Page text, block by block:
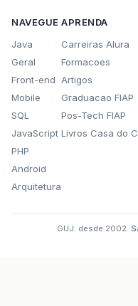
NAVEGUE
Java
Geral
Front-end
Mobile
SQL
JavaScript
PHP
Android
Arquitetura
APRENDA
Carreiras Alura
Formacoes
Artigos
Graduacao FIAP
Pos-Tech FIAP
Livros Casa do
GUJ: desde 2002.